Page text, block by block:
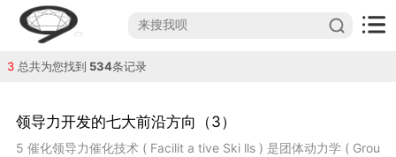
3 总共为您找到 534条记录
领导力开发的七大前沿方向（3）
5 催化领导力催化技术 ( Facilit a tive Ski lls ) 是团体动力学 ( Grou